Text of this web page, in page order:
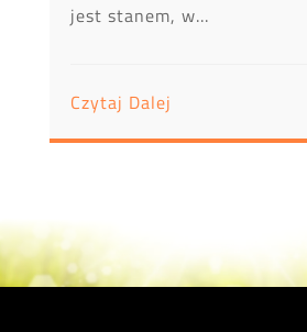
jest stanem, w...
Czytaj Dalej